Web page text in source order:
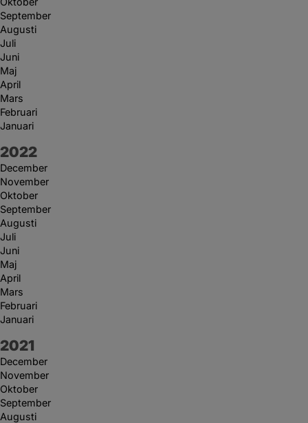
September
Augusti
Juli
Juni
Maj
April
Mars
Februari
Januari
År:
2022
December
November
Oktober
September
Augusti
Juli
Juni
Maj
April
Mars
Februari
Januari
År:
2021
December
November
Oktober
September
Augusti